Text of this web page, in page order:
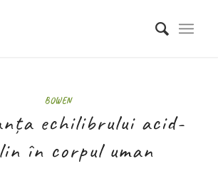
BOWEN
echilibrului acid-
în corpul uman